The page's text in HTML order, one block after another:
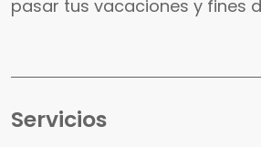
pasar tus vacaciones y fines
Servicios